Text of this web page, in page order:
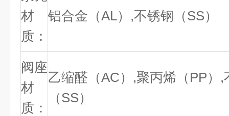
材
质：
铝合金（AL） ,不锈钢（SS）
阀座
材
质：
乙缩醛（AC）,聚丙烯（PP）,
（SS）